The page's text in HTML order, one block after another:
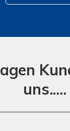
uns.....